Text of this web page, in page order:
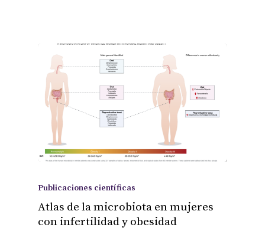
Publicaciones científicas
Atlas de la microbiota en mujeres
con infertilidad y obesidad